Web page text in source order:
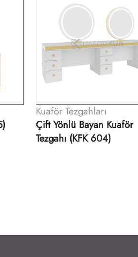
Kuaför Tezgahları
Kuaför Tezgahı (KFK 621)